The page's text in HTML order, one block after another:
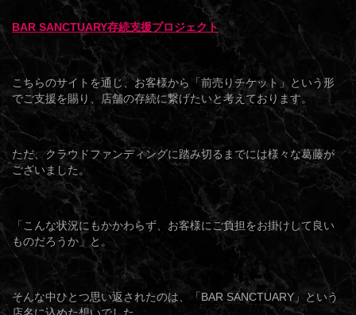
BAR SANCTUARY存続支援プロジェクト
こちらのサイトを通じ、お客様から「前売りチケット」という形
でご支援を賜り、店舗の存続に繋げたいと考えております。
ただ、クラウドファンディングに踏み切るまでには様々な葛藤が
ございました。
「こんな状況にもかかわらず、お客様にご負担をお掛けして良い
ものだろうか」と。
そんな中ひとつ思い返されたのは、「BAR SANCTUARY」という